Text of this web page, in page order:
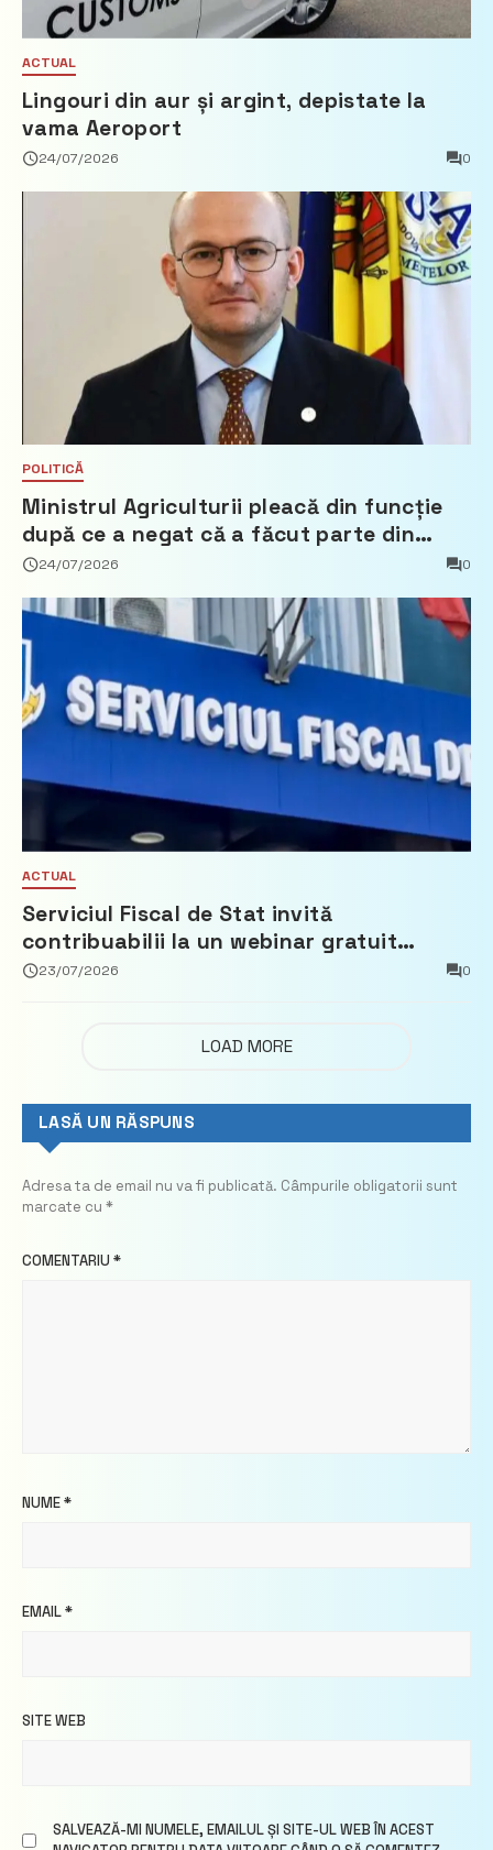
ACTUAL
Lingouri din aur și argint, depistate la
vama Aeroport
24/07/2026 0
POLITICĂ
Ministrul Agriculturii pleacă din funcție
după ce a negat că a făcut parte din
Partidul Democrat
24/07/2026 0
ACTUAL
Serviciul Fiscal de Stat invită
contribuabilii la un webinar gratuit
privind calculul impozitului pe bunurile
23/07/2026 0
LOAD MORE
LASĂ UN RĂSPUNS
Adresa ta de email nu va fi publicată. Câmpurile obligatorii sunt
marcate cu *
COMENTARIU *
NUME*
EMAIL*
SITE WEB
SALVEAZĂ-MI NUMELE, EMAILUL ȘI SITE-UL WEB ÎN ACEST